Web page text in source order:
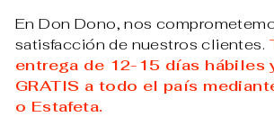
En Don Dono, nos
satisfacción de nuestros clientes.
entrega de 12-15 días hábiles
GRATIS a todo el país
o Estafeta.